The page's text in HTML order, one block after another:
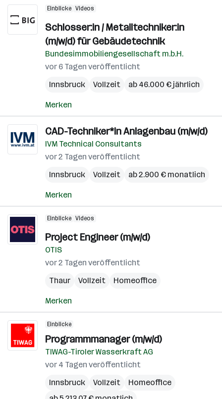
Einblicke Videos
Schlosser:in / Metalltechniker:in
(m/w/d) für Gebäudetechnik
Bundesimmobiliengesellschaft m.b.H.
vor 6 Tagen veröffentlicht
Innsbruck
Vollzeit ab 46.000 € jährlich
Merken
CAD-Techniker*in Anlagenbau (m/w/d)
IVM Technical Consultants
vor 2 Tagen veröffentlicht
Innsbruck
Vollzeit ab 2.900 € monatlich
Merken
Einblicke Videos
Project Engineer (m/w/d)
OTIS
vor 2 Tagen veröffentlicht
Thaur
Vollzeit Homeoffice
Merken
Einblicke
Programmmanager (m/w/d)
TIWAG-Tiroler Wasserkraft AG
vor 4 Tagen veröffentlicht
Innsbruck
Vollzeit
Homeoffice